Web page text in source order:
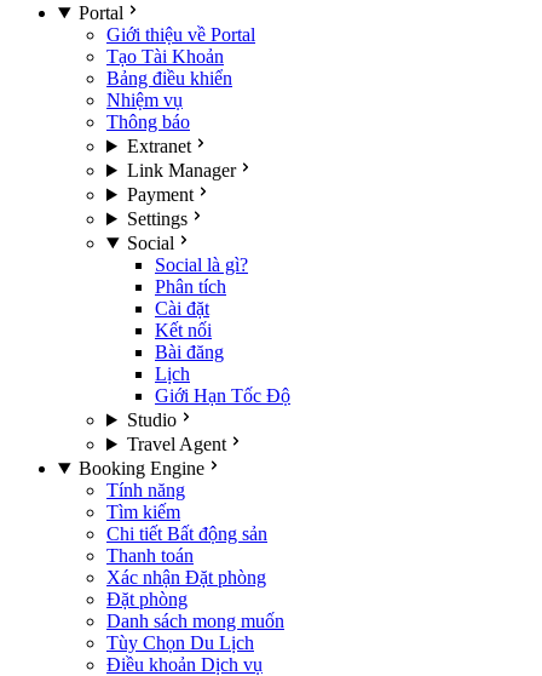
Portal
Giới thiệu về Portal
Tạo Tài Khoản
Bảng điều khiển
Nhiệm vụ
Thông báo
Extranet
Link Manager
Payment
Settings
Social
Social là gì?
Phân tích
Cài đặt
Kết nối
Bài đăng
Lịch
Giới Hạn Tốc Độ
Studio
Travel Agent
Booking Engine
Tính năng
Tìm kiếm
Chi tiết Bất động sản
Thanh toán
Xác nhận Đặt phòng
Đặt phòng
Danh sách mong muốn
Tùy Chọn Du Lịch
Điều khoản Dịch vụ